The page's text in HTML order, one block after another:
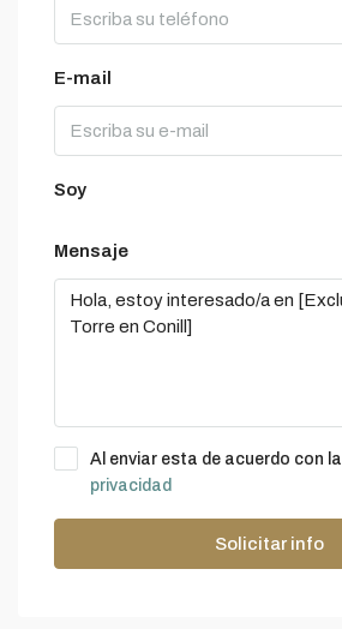
E-mail
Soy
Mensaje
Al enviar esta de acuerdo con la
privacidad
Solicitar info